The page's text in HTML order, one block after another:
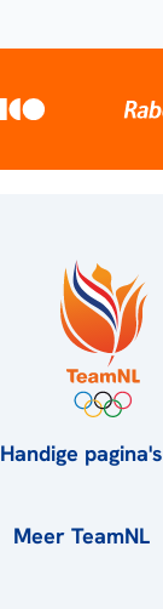
Handige pagina's
Meer TeamNL